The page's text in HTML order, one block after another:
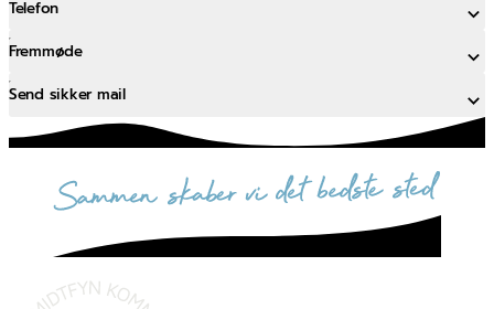
Telefon
Fremmøde
Send sikker mail
sammen skaber vi det bedste sted